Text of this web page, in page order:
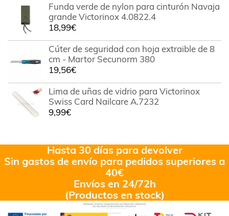
Funda verde de nylon para cinturón Navaja
grande Victorinox 4.0822.4
18,99€
Cúter de seguridad con hoja extraible de 8
cm - Martor Secunorm 380
19,56€
Lima de uñas de vidrio para Victorinox
Swiss Card Nailcare A.7232
9,99€
Hasta 30 días para devolver
Sin gastos de envío para pedidos superiores a
40€
Envíos en 24/72h
(Productos en stock)